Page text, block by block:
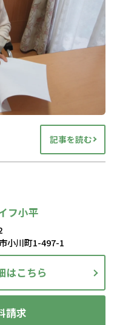
記事を読む
フ小平
小川町1-497-1
はこちら
請求